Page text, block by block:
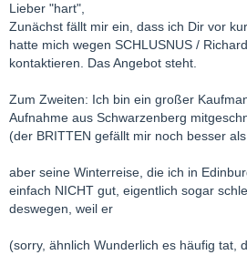
Lieber "hart",
Zunächst fällt mir ein, dass ich Dir vor
hatte mich wegen SCHLUSNUS /
kontaktieren. Das Angebot steht.
Zum Zweiten: Ich bin ein großer
Aufnahme aus Schwarzenberg
(der BRITTEN gefällt mir noch besser als
aber seine Winterreise, die ich in
einfach NICHT gut, eigentlich sogar
deswegen, weil er
(sorry, ähnlich Wunderlich es häufig tat,